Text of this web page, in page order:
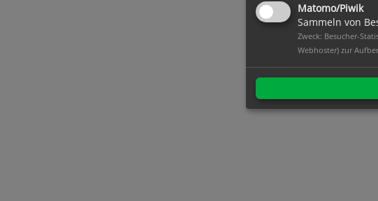
Matomo/Piwik
Sammeln von
Zweck: Besucher-
Webhoster) zur